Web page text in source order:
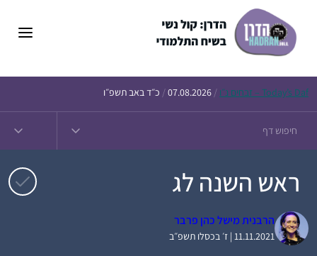
Today’s Daf – זבחים נ״ו /
07.08.2026
/ כ״ד באב תשפ״ו
ראש השנה לג
הרבנית מישל כהן פרבר
11.11.2021 | ז׳ בכסלו תשפ״ב